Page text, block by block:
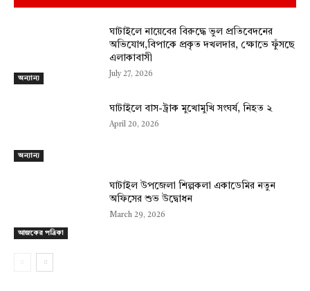
অন্যান্য
ঘাটাইলে নায়েবের বিরুদ্ধে ভুল প্রতিবেদনের
অভিযোগ,বিপাকে প্রকৃত দখলদার, ক্ষোভে ফুঁসছে
এলাকাবাসী
July 27, 2026
অন্যান্য
ঘাটাইলে বাস-ট্রাক মুখোমুখি সংঘর্ষ, নিহত ২
April 20, 2026
আজকের পত্রিকা
ঘাটাইল উপজেলা শিল্পকলা একাডেমির নতুন
অফিসের শুভ উদ্বোধন
March 29, 2026